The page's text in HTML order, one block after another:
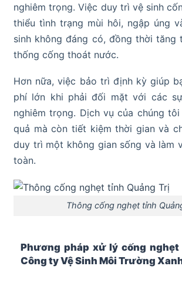
nghiêm trọng. Việc duy trì vệ sinh
thiểu tình trạng mùi hôi, ngập úng
sinh không đáng có, đồng thời tăng
thống cống thoát nước.
Hơn nữa, việc bảo trì định kỳ giúp
phí lớn khi phải đối mặt với các
nghiêm trọng. Dịch vụ của chúng
quả mà còn tiết kiệm thời gian và
duy trì một không gian sống và làm
toàn.
Thông cống nghẹt tỉnh
Phương pháp xử lý cống nghẹt
Công ty Vệ Sinh Môi Trường